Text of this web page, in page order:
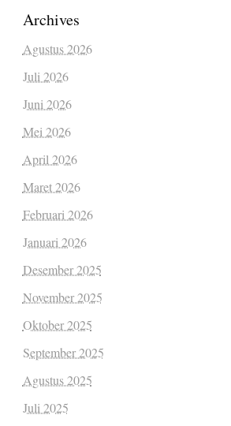
Archives
Agustus 2026
Juli 2026
Juni 2026
Mei 2026
April 2026
Maret 2026
Februari 2026
Januari 2026
Desember 2025
November 2025
Oktober 2025
September 2025
Agustus 2025
Juli 2025